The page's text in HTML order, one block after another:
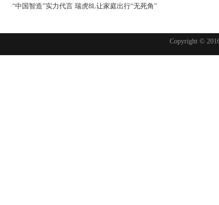
·“中国智造”实力代言 瑞虎8L让家庭出行“无死角”
Copyright ©